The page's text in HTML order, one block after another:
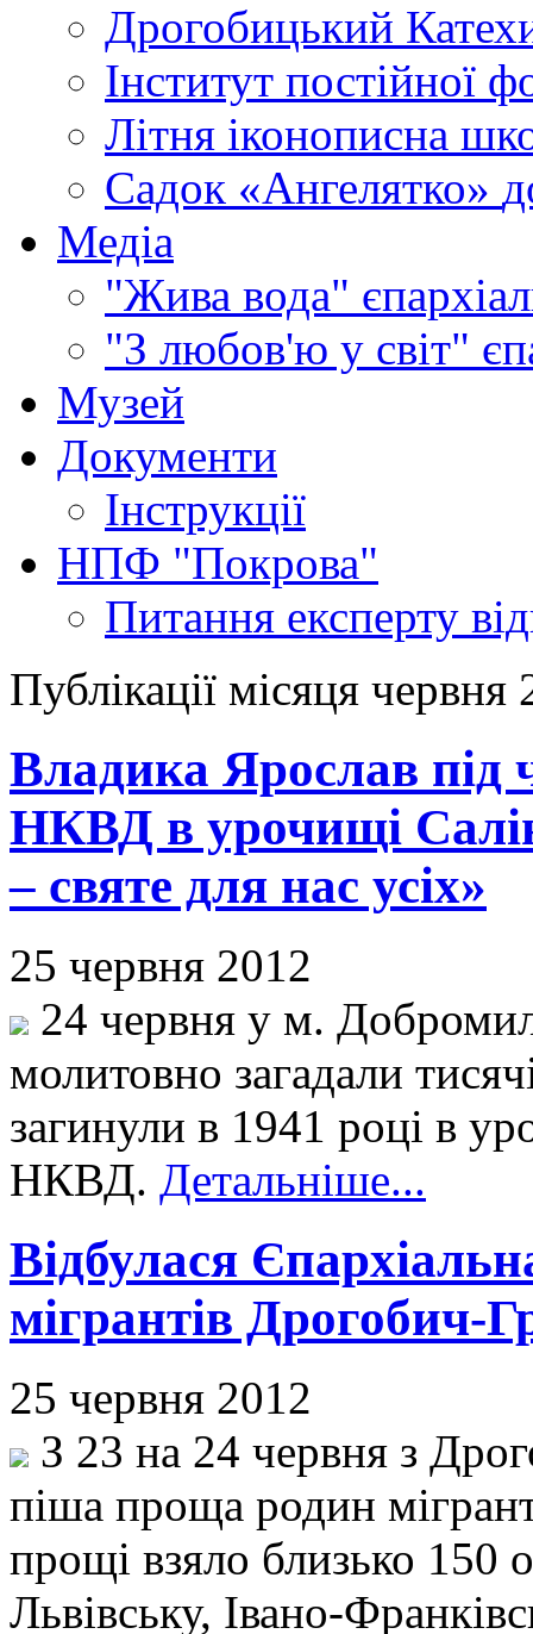
Дрогобицький
Інститут постійної
Літня іконописна
Садок «Ангелятко»
Медіа
"Жива вода"
"З любов'ю у світ"
Музей
Документи
Інструкції
НПФ "Покрова"
Питання експерту
Публікації місяця червня
Владика Ярослав під
НКВД в урочищі
– святе для нас усіх»
25 червня 2012
24 червня у м.
молитовно загадали
загинули в 1941 році в
НКВД. Детальніше...
Відбулася
мігрантів Дрогобич-
25 червня 2012
З 23 на 24 червня з
піша проща родин
прощі взяло близько 150
Львівську, Івано-